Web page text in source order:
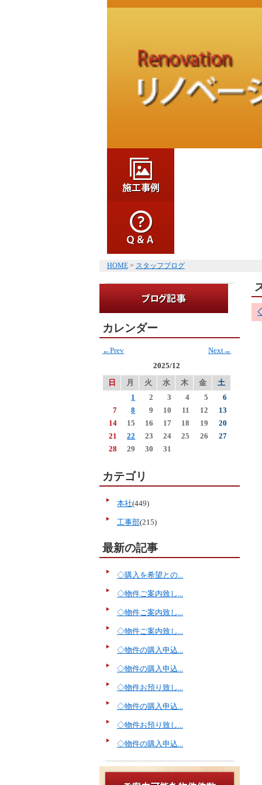
HOME> スタッフブログ
カレンダー
←Prev
Next→
2025/12
日
月 火 水 木 金
土
1
2 3 4 5
6
7
8 9 10 11 12
13
14
15 16 17 18 19
20
21
22 23 24 25 26
27
28
29 30 31
カテゴリ
本社(449)
工事部(215)
最新の記事
◇購入を希望との...
◇物件ご案内致し...
◇物件ご案内致し...
◇物件ご案内致し...
◇物件の購入申込...
◇物件の購入申込...
◇物件お預り致し...
◇物件の購入申込...
◇物件お預り致し...
◇物件の購入申込...